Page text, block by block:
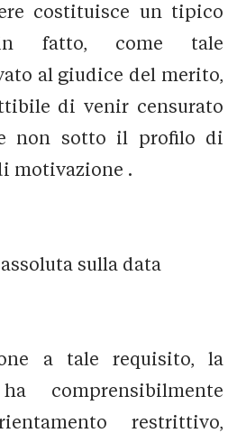
costituisce un tipico
in fatto, come tale
al giudice del merito,
di venir censurato
non sotto il profilo di
motivazione .
assoluta sulla data
a tale requisito, la
comprensibilmente
restrittivo,